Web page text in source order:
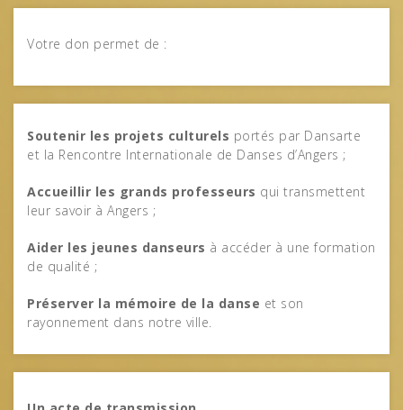
Votre don permet de :
Soutenir les projets culturels portés par Dansarte
et la Rencontre Internationale de Danses d’Angers ;
Accueillir les grands professeurs qui transmettent
leur savoir à Angers ;
Aider les jeunes danseurs à accéder à une formation
de qualité ;
Préserver la mémoire de la danse et son
rayonnement dans notre ville.